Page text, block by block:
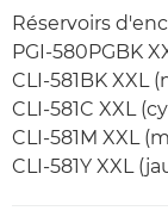
Réservoirs
PGI-580PGBK
CLI-581BK XXL
CLI-581C XXL
CLI-581M XXL
CLI-581Y XXL